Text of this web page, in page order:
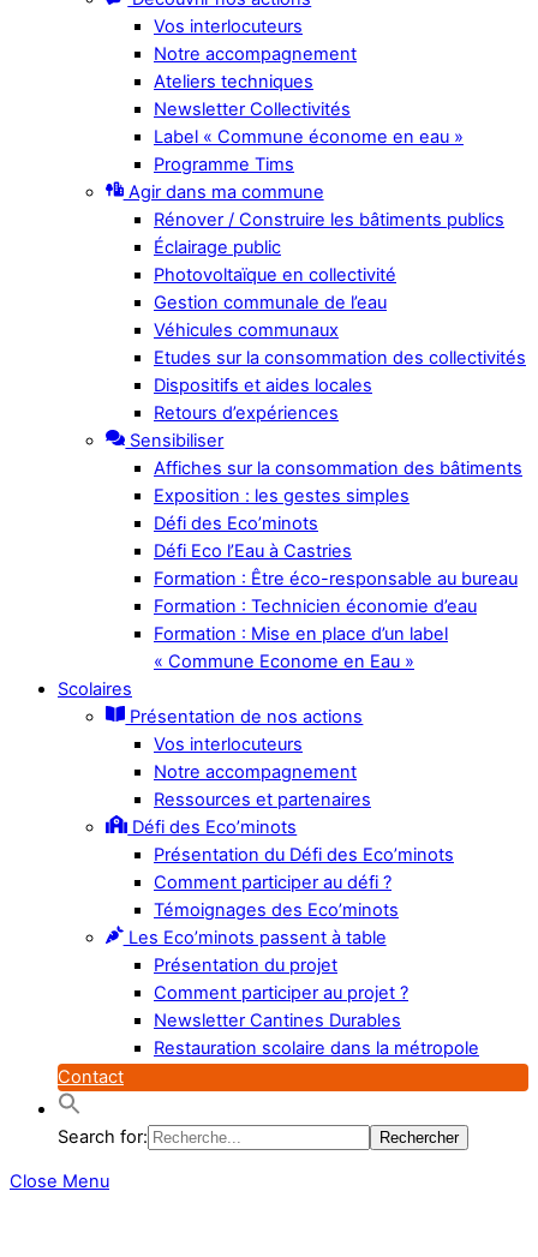
Vos interlocuteurs
Notre accompagnement
Ateliers techniques
Newsletter Collectivités
Label « Commune économe en eau »
Programme Tims
Agir dans ma commune
Rénover / Construire les bâtiments publics
Éclairage public
Photovoltaïque en collectivité
Gestion communale de l’eau
Véhicules communaux
Etudes sur la consommation des collectivités
Dispositifs et aides locales
Retours d’expériences
Sensibiliser
Affiches sur la consommation des bâtiments
Exposition : les gestes simples
Défi des Eco’minots
Défi Eco l’Eau à Castries
Formation : Être éco-responsable au bureau
Formation : Technicien économie d’eau
Formation : Mise en place d’un label
« Commune Econome en Eau »
Scolaires
Présentation de nos actions
Vos interlocuteurs
Notre accompagnement
Ressources et partenaires
Défi des Eco’minots
Présentation du Défi des Eco’minots
Comment participer au défi ?
Témoignages des Eco’minots
Les Eco’minots passent à table
Présentation du projet
Comment participer au projet ?
Newsletter Cantines Durables
Restauration scolaire dans la métropole
Contact
Search for:
Close Menu